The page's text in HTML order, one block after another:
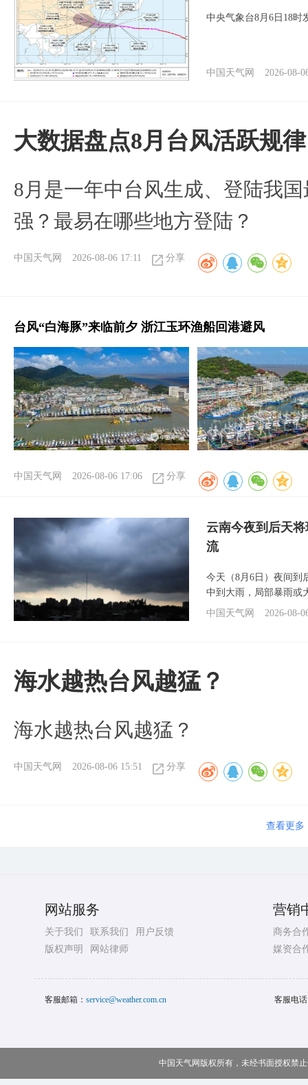
中央气象台8月6日18时
中国天气网 2026-08-
大数据盘点8月台风活跃规律
8月是一年中台风生成、登陆我
强？最易在哪些地方登陆？
中国天气网 2026-08-06 17:11 分享
台风“白海豚”来临前夕 浙江玉环渔船回港避风
中国天气网 2026-08-06 17:06 分享
云南今夜到后天
流
今天（8月6日）夜间到
中到大雨，局部暴雨或
中国天气网
2026-08-
海水越热台风越猛？
海水越热台风越猛？
中国天气网 2026-08-06 15:51 分享
查看更多
网站服务
关于我们 联系我们
用户反馈
版权声明
网站律师
营销
商务合
媒资合
客服邮箱： service@weather.com.cn 客服电
中国天气网版权所有，未经书面授权